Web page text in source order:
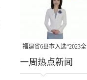
福建省6县市入选“2023全
国县域发展潜力百强县”
一周热点新闻